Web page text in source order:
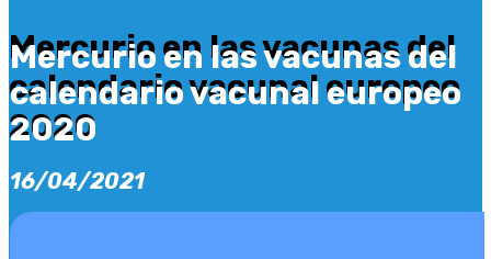
Mercurio en las vacunas del
calendario vacunal europeo
2020
Mercurio en las vacunas del
calendario vacunal europeo
2020
16/04/2021